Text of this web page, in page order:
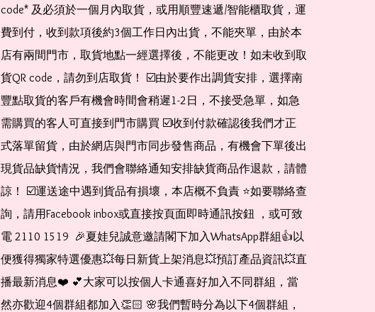
code* 及必須於一個月內取貨，或用順豐速遞/智能櫃取貨，運
費到付，收到款項後約3個工作日內出貨，不能夾單，由於本
店有兩間門市，取貨地點一經選擇後，不能更改！如未收到取
貨QR code，請勿到店取貨！ ☑️由於要作出調貨安排，選擇南
豐點取貨的客戶有機會時間會稍遲1-2日，不接受急單，如急
需購買的客人可直接到門市購買 ☑️收到付款確認後我們才正
式落單留貨，由於網店與門市同步發售商品，有機會下單後出
現貨品缺貨情況，我們會聯絡通知安排缺貨商品作退款，請體
諒！ ☑️運送途中遇到貨品有損壞，本店概不負責 ⭐️如要聯絡查
詢，請用Facebook inbox或直接按頁面即時通訊按鈕 ，或可致
電 2110 1519  🎉夏娃兒誠意邀請閣下加入WhatsApp群組👍以
便獲得獨家特選優惠💥每日新貨上架消息💥預訂產品資訊💥直
播最新消息❤️ 💕大家可以按個人卡通喜好加入不同群組，當
然亦歡迎4個群組都加入👏🏻 🌸我們暫時分為以下4個群組，